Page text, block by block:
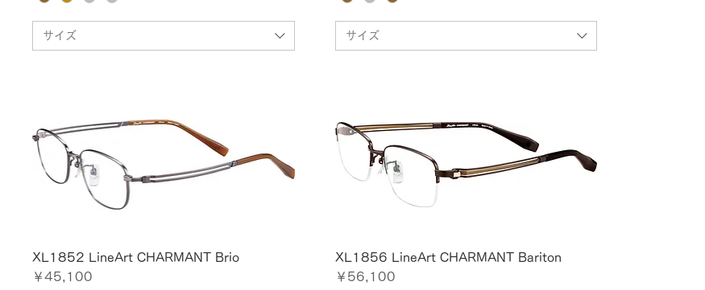
サイズ サイズ
XL1852 LineArt CHARMANT Brio
価格
￥45,100
XL1856 LineArt CHARMANT Bariton
価格
￥56,100